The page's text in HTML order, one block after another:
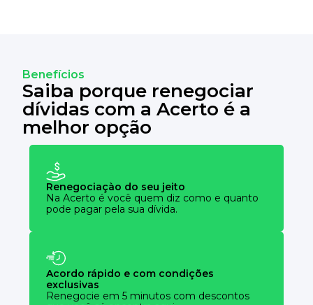
Benefícios
Saiba porque renegociar
dívidas com a Acerto é a
melhor opção
Renegociaçào do seu jeito
Na Acerto é você quem diz como e quanto
pode pagar pela sua dívida.
Acordo rápido e com condições
exclusivas
Renegocie em 5 minutos com descontos